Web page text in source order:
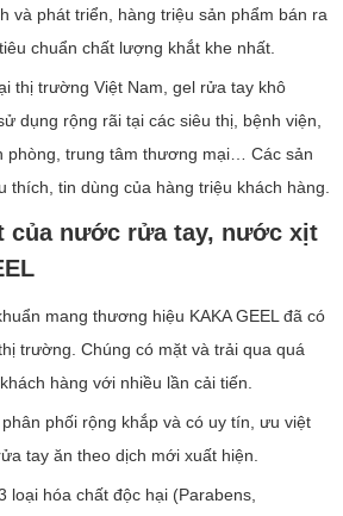
và phát triển, hàng triệu sản phẩm bán ra
chuẩn chất lượng khắt khe nhất.
thị trường Việt Nam, gel rửa tay khô
dụng rộng rãi tại các siêu thị, bệnh viện,
phòng, trung tâm thương mại… Các sản
thích, tin dùng của hàng triệu khách hàng.
của nước rửa tay, nước xịt
mang thương hiệu KAKA GEEL đã có
trường. Chúng có mặt và trải qua quá
hàng với nhiều lần cải tiến.
phối rộng khắp và có uy tín, ưu việt
tay ăn theo dịch mới xuất hiện.
loại hóa chất độc hại (Parabens,